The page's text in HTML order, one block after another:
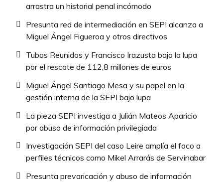
arrastra un historial penal incómodo
Presunta red de intermediación en SEPI alcanza a
Miguel Ángel Figueroa y otros directivos
Tubos Reunidos y Francisco Irazusta bajo la lupa
por el rescate de 112,8 millones de euros
Miguel Ángel Santiago Mesa y su papel en la
gestión interna de la SEPI bajo lupa
La pieza SEPI investiga a Julián Mateos Aparicio
por abuso de información privilegiada
Investigación SEPI del caso Leire amplía el foco a
perfiles técnicos como Mikel Arrarás de Servinabar
Presunta prevaricación y abuso de información